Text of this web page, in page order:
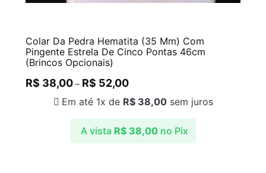
Colar Da Pedra Hematita (35 Mm) Com
Pingente Estrela De Cinco Pontas 46cm
(Brincos Opcionais)
R$ 38,00 – R$ 52,00
A vista R$38,00 no Pix
Em até 1x de R$38,00sem juros